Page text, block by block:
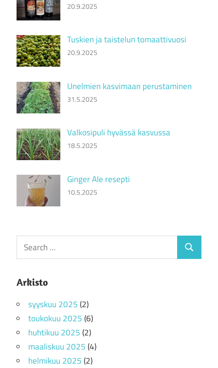
20.9.2025
Tuskien ja taistelun tomaattivuosi
20.9.2025
Unelmien kasvimaan perustaminen
31.5.2025
Valkosipuli hyvässä kasvussa
18.5.2025
Ginger Ale resepti
10.5.2025
Search
for:
Search
Arkisto
syyskuu 2025(2)
toukokuu 2025(6)
huhtikuu 2025(2)
maaliskuu 2025(4)
helmikuu 2025(2)